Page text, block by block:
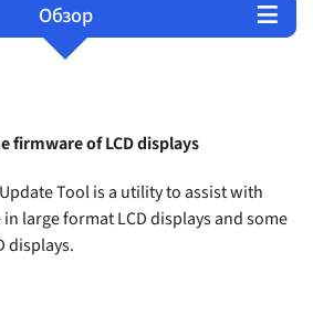
Обзорподдержка
Продукты
firmware of LCD displays
Tool is a utility to assist with
large format LCD displays and some
displays.